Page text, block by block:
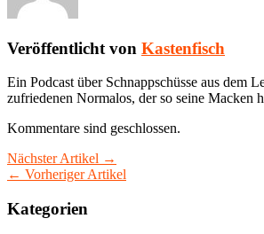
Veröffentlicht von Kastenfisch
Ein Podcast über Schnappschüsse aus dem
zufriedenen Normalos, der so seine Macken
Kommentare sind geschlossen.
Nächster Artikel →
← Vorheriger Artikel
Kategorien